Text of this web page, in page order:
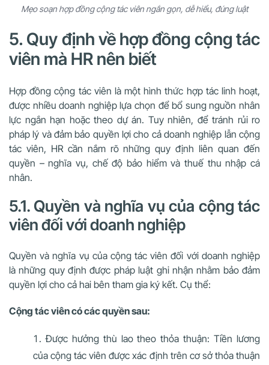
Mẹo soạn hợp đồng cộng tác viên ngắn gọn, dễ hiểu, đúng luật
5. Quy định về hợp đồng cộng tác
viên mà HR nên biết
Hợp đồng cộng tác viên là một hình thức hợp tác linh hoạt,
được nhiều doanh nghiệp lựa chọn để bổ sung nguồn nhân
lực ngắn hạn hoặc theo dự án. Tuy nhiên, để tránh rủi ro
pháp lý và đảm bảo quyền lợi cho cả doanh nghiệp lẫn cộng
tác viên, HR cần nắm rõ những quy định liên quan đến
quyền – nghĩa vụ, chế độ bảo hiểm và thuế thu nhập cá
nhân.
5.1. Quyền và nghĩa vụ của cộng tác
viên đối với doanh nghiệp
Quyền và nghĩa vụ của cộng tác viên đối với doanh nghiệp
là những quy định được pháp luật ghi nhận nhằm bảo đảm
quyền lợi cho cả hai bên tham gia ký kết. Cụ thể:
Cộng tác viên có các quyền sau:
Được hưởng thù lao theo thỏa thuận: Tiền lương
của cộng tác viên được xác định trên cơ sở thỏa thuận